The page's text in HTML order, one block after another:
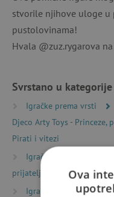
stvorile njihove uloge u
pustolovinama!
Hvala @zuz.rygarova
Svrstano u kategorije
Igračke prema vrsti
Djeco Arty Toys - Princeze,
Pirati i vitezi
Igračke prema vrsti
prijatelje
Igračke prema starosti
Ova